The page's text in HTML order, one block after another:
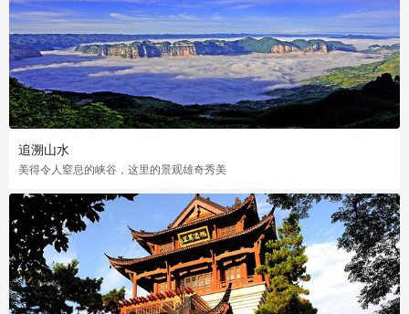
追溯山水
美得令人窒息的峡谷，这里的景观雄奇秀美